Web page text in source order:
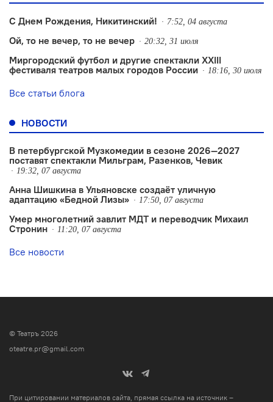
С Днем Рождения, Никитинский! 7:52, 04 августа
Ой, то не вечер, то не вечер 20:32, 31 июля
Миргородский футбол и другие спектакли XXIII
фестиваля театров малых городов России
18:16, 30 июля
Все статьи блога
НОВОСТИ
В петербургской Музкомедии в сезоне 2026—2027
поставят спектакли Мильграм, Разенков, Чевик
19:32, 07 августа
Анна Шишкина в Ульяновске создаëт уличную
адаптацию «Бедной Лизы»
17:50, 07 августа
Умер многолетний завлит МДТ и переводчик Михаил
Стронин
11:20, 07 августа
Все новости
© Театръ 2026
oteatre.pr@gmail.com
При цитировании материалов сайта, прямая ссылка на источник –